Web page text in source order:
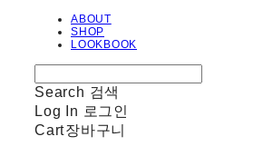
ABOUT
SHOP
LOOKBOOK
Search 검색
Log In 로그인
Cart장바구니